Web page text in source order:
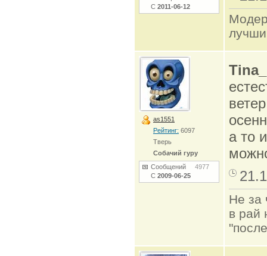
С 2011-06-12
as1551
Рейтинг: 6097
Тверь
Собачий гуру
Сообщений 4977
С 2009-06-25
а то
Не за
в рай